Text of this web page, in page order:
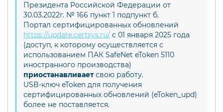
Президента Российской Федерации от
30.03.2022г. № 166 пункт 1 подпункт б.
Портал сертифицированных обновлений
https://update.certsys.ru/ с 01 января 2025 года
(доступ, к которому осуществляется с
использованием ПАК SafeNet eToken 5110
иностранного производства)
приостанавливаетсвою работу.
USB-ключ eToken для получения
сертифицированных обновлений (eToken_upd)
более не поставляется.